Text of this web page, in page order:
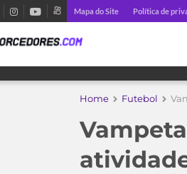
Mapa do Site Política de
Home Futebol